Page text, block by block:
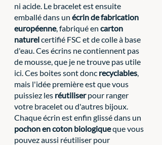
ni acide. Le bracelet est ensuite
emballé dans un écrin de fabrication
européenne, fabriqué en carton
naturel certifié FSC et de colle à base
d'eau. Ces écrins ne contiennent pas
de mousse, que je ne trouve pas utile
ici. Ces boites sont donc recyclables,
mais l'idée première est que vous
puissiez les réutiliser pour ranger
votre bracelet ou d'autres bijoux.
Chaque écrin est enfin glissé dans un
pochon en coton biologique que vous
pouvez aussi réutiliser pour